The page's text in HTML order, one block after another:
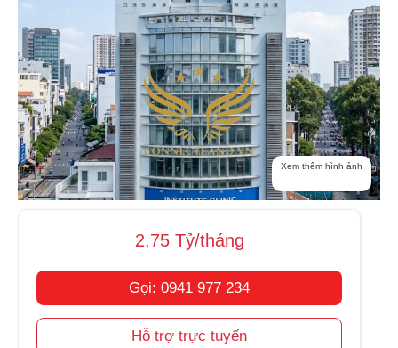
Xem thêm hình ảnh
2.75 Tỷ/tháng
Gọi: 0941 977 234
Hỗ trợ trực tuyến